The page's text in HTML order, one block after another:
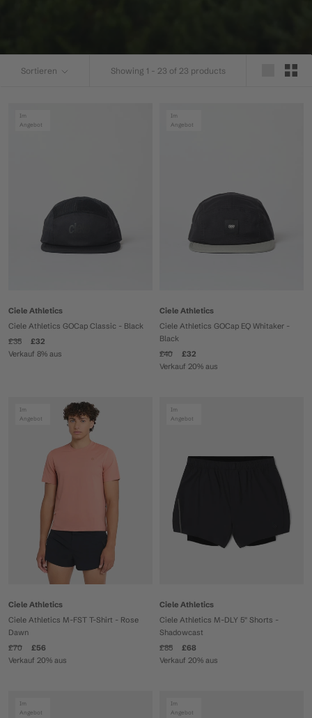
Sortieren Showing 1 - 23 of 23 products
Im
Angebot
Ciele Athletics
Ciele Athletics GOCap Classic - Black
£35
£32
Verkauf 8% aus
Im
Angebot
Ciele Athletics
Ciele Athletics GOCap EQ Whitaker -
Black
£40
£32
Verkauf 20% aus
Im
Angebot
Ciele Athletics
Ciele Athletics M-FST T-Shirt - Rose
Dawn
£70
£56
Verkauf 20% aus
Im
Angebot
Ciele Athletics
Ciele Athletics M-DLY 5'' Shorts -
Shadowcast
£85
£68
Verkauf 20% aus
Im
Angebot
Im
Angebot